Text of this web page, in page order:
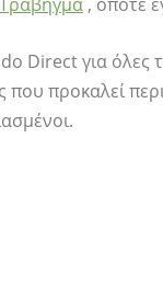
Τράβηγμα , οπότε
Direct για όλες
που προκαλεί